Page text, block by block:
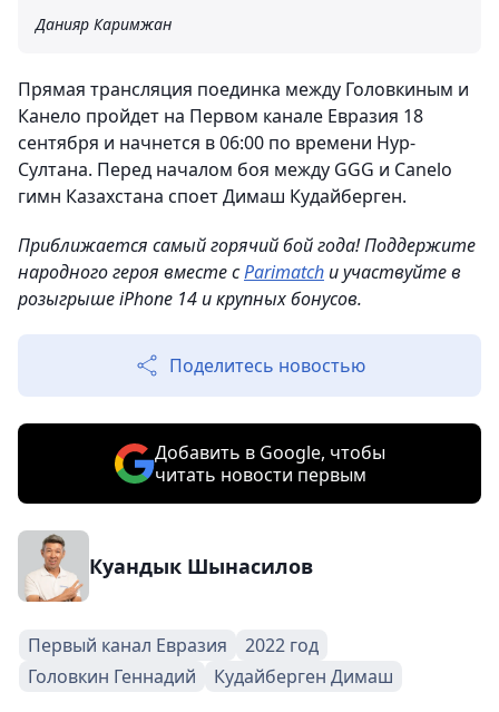
Данияр Каримжан
Прямая трансляция поединка между Головкиным и
Канело пройдет на Первом канале Евразия 18
сентября и начнется в 06:00 по времени Нур-
Султана. Перед началом боя между GGG и Canelo
гимн Казахстана споет Димаш Кудайберген.
Приближается самый горячий бой года! Поддержите
народного героя вместе сParimatch и участвуйте в
розыгрыше iPhone 14 и крупных бонусов.
Поделитесь новостью
Добавить в Google, чтобы
читать новости первым
Куандык Шынасилов
Первый канал Евразия
2022 год
Головкин Геннадий
Кудайберген Димаш